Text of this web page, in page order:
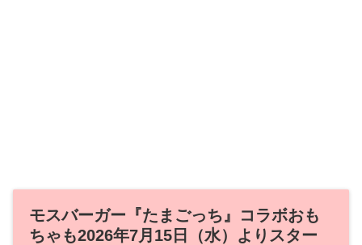
モスバーガー『たまごっち』コラボおも
ちゃも2026年7月15日（水）よりスター